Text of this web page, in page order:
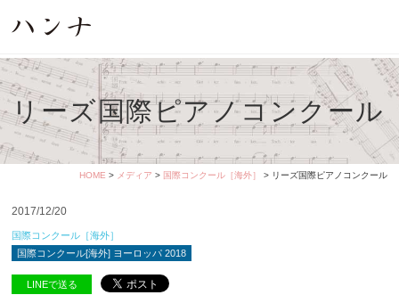
リーズ国際ピアノコンクール
HOME > メディア > 国際コンクール［海外］ > リーズ国際ピアノコンクール
2017/12/20
国際コンクール［海外］
国際コンクール[海外] ヨーロッパ 2018
LINEで送る